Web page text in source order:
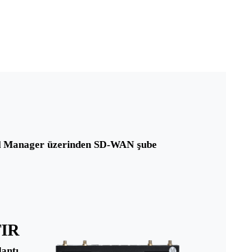
üzerinden SD-WAN şube